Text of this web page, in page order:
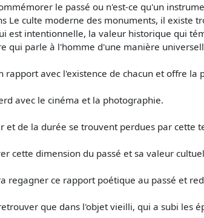
le passé ou n'est-ce qu'un
Le culte moderne des monuments, il existe
est intentionnelle, la valeur historique qui
qui parle à l'homme d'une manière
rapport avec l'existence de chacun et offre
avec le cinéma et la photographie.
et de la durée se trouvent perdues par cette
cette dimension du passé et sa valeur
regagner ce rapport poétique au passé et
que dans l'objet vieilli, qui a subi les